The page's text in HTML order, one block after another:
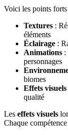
Voici les points
Textures :
éléments
Éclairage :
Animations :
personnages
biomes
Effets visuels
qualité
Les effets visuels
Chaque